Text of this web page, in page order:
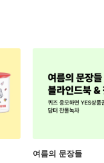
여름의 문장들